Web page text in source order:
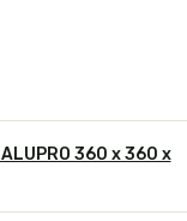
360 x 360 x